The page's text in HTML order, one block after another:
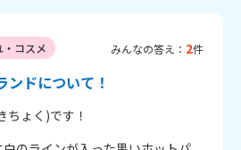
・コスメ みんなの答え： 2件
ンドについて！
ちょく)です！